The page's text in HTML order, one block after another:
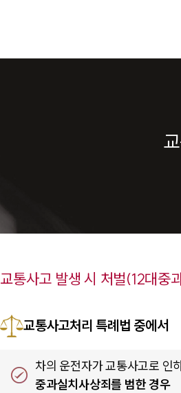
교통사고 발생 시 처벌(12대중
교통사고처리 특례법 중에서
차의 운전자가 교통사고로 인
중과실치사상죄를 범한 경우